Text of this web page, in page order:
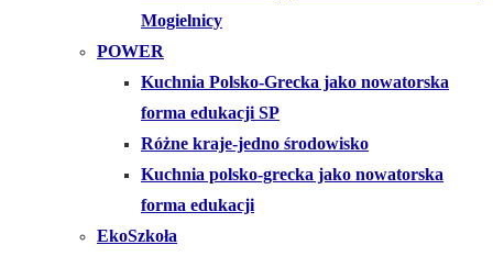
Mogielnicy
POWER
Kuchnia Polsko-Grecka jako nowatorska
forma edukacji SP
Różne kraje-jedno środowisko
Kuchnia polsko-grecka jako nowatorska
forma edukacji
EkoSzkoła